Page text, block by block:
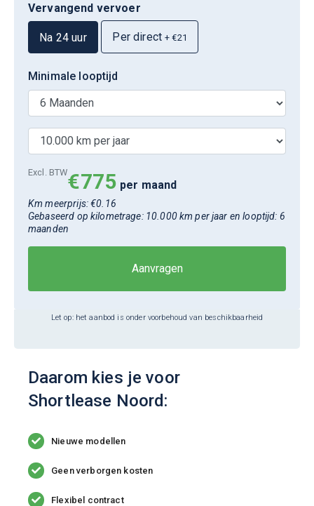
Vervangend vervoer
Na 24 uur Per direct+ €21
€775
Excl. BTW
Km meerprijs: €0.16
Gebaseerd op kilometrage: 10.000 km per jaar en looptijd: 6
maanden
Aanvragen
Let op: het aanbod is onder voorbehoud van beschikbaarheid
Daarom kies je voor
Shortlease Noord:
Nieuwe modellen
Geen verborgen kosten
Flexibel contract